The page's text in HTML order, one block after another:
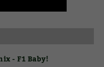
- F1 Baby!